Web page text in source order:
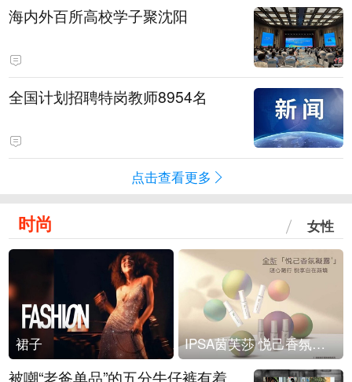
海内外百所高校学子聚沈阳
全国计划招聘特岗教师8954名
点击查看更多
时尚 女性
裙子 IPSA茵芙莎 悦己香氛凝露上市